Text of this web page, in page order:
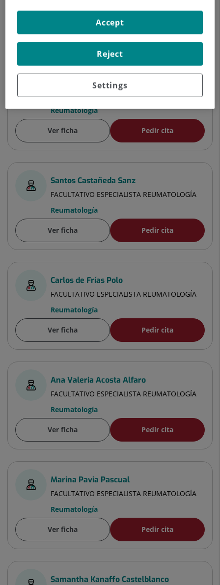
Reumatología
Maryia Nikitsina
FACULTATIVO ESPECIALISTA REUMATOLOGÍA
Reumatología
Ver ficha Pedir cita
Santos Castañeda Sanz
FACULTATIVO ESPECIALISTA REUMATOLOGÍA
Reumatología
Ver ficha Pedir cita
Carlos de Frías Polo
FACULTATIVO ESPECIALISTA REUMATOLOGÍA
Reumatología
Ver ficha Pedir cita
Ana Valeria Acosta Alfaro
FACULTATIVO ESPECIALISTA REUMATOLOGÍA
Reumatología
Ver ficha Pedir cita
Marina Pavia Pascual
FACULTATIVO ESPECIALISTA REUMATOLOGÍA
Reumatología
Ver ficha Pedir cita
Samantha Kanaffo Castelblanco
Settings
Reject
Accept